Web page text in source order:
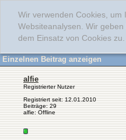
Wir verwenden Cookies,
Websiteanalysen. Wir
dem Einsatz von Cookies zu.
Einzelnen Beitrag anzeigen
alfie
Registrierter Nutzer
Registriert seit: 12.01.2010
Beiträge: 29
alfie: Offline